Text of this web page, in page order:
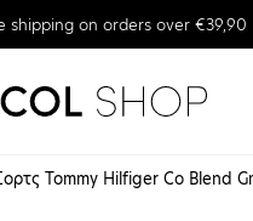
shipping on orders over €39,90
Tommy Hilfiger Co Blend